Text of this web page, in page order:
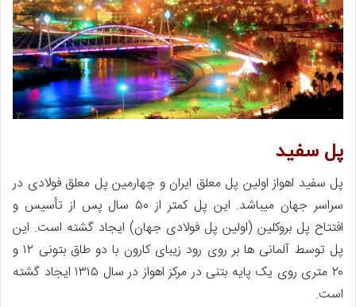
پل سفید
پل سفید اهواز اولین پل معلق ایران و چهارمین پل معلق فولادی در
سراسر جهان میباشد. این پل کمتر از ۵۰ سال پس از تأسیس و
افتتاح پل بروکلین (اولین پل فولادی جهان) ایجاد گشته است. این
پل توسط آلمانی ها بر روی رود زیبای کارون با دو طاق بتونی ۱۲ و
۲۰ متری روی یک پایه بتنی در مرکز اهواز در سال ۱۳۱۵ ایجاد گشته
است.